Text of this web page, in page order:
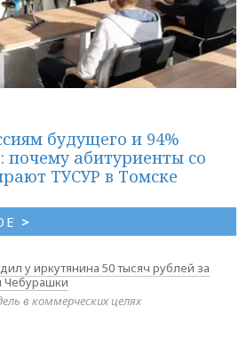
будущего и 94%
почему абитуриенты со
ТУСУР в Томске
>
у иркутянина 50 тысяч рублей за
Чебурашки
в коммерческих целях